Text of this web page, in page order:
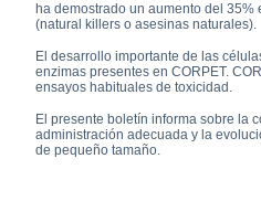
ha demostrado un aumento del
(natural killers o asesinas naturales).
El desarrollo importante de las
enzimas presentes en CORPET.
ensayos habituales de toxicidad.
El presente boletín informa sobre la
administración adecuada y la
de pequeño tamaño.